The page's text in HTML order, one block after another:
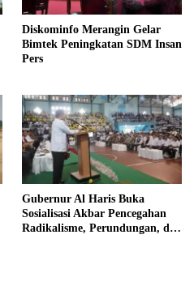
Diskominfo Merangin Gelar
Bimtek Peningkatan SDM Insan
Pers
Gubernur Al Haris Buka
Sosialisasi Akbar Pencegahan
Radikalisme, Perundungan, dan